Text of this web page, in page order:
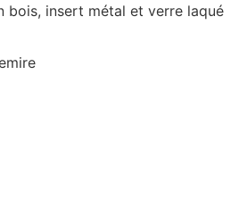
bois, insert métal et verre laqué